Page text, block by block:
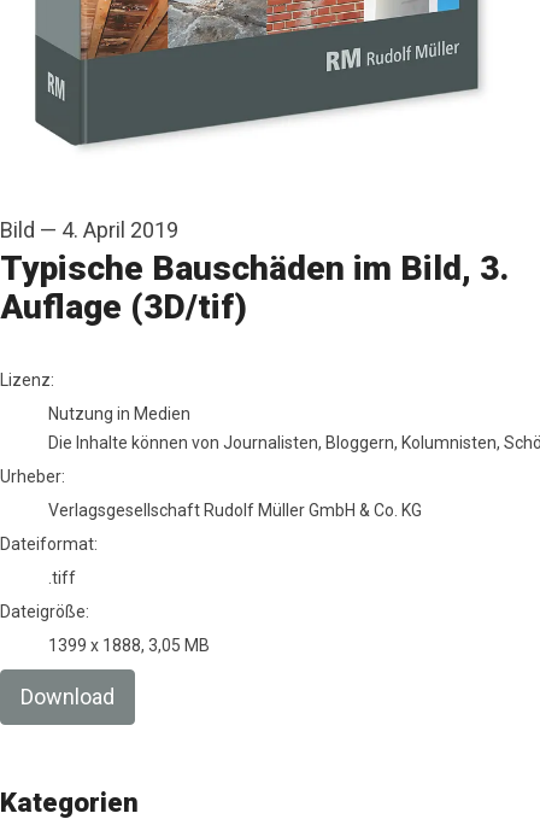
Bild — 4. April 2019
Typische Bauschäden im Bild, 3.
Auflage (3D/tif)
Verlagsgesellschaft Rudolf Müller GmbH & Co. KG
Lizenz:
Nutzung in Medien
Die Inhalte können von Journalisten, Bloggern, Kolumnisten,
Urheber:
Verlagsgesellschaft Rudolf Müller GmbH & Co. KG
Dateiformat:
.tiff
Dateigröße:
1399 x 1888, 3,05 MB
Download
Kategorien